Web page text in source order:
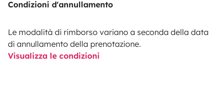
Condizioni d'annullamento
Le modalità di rimborso variano a seconda della data
di annullamento della prenotazione.
Visualizza le condizioni